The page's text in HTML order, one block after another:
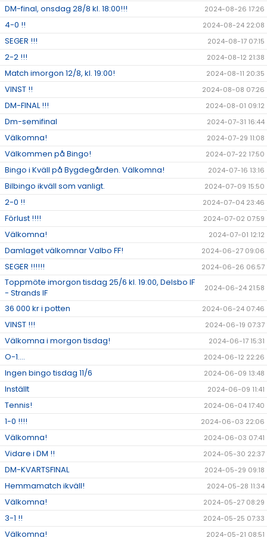
DM-final, onsdag 28/8 kl. 18:00!!! 2024-08-26 17:26
4-0 !! 2024-08-24 22:08
SEGER !!! 2024-08-17 07:15
2-2 !!! 2024-08-12 21:38
Match imorgon 12/8, kl. 19:00! 2024-08-11 20:35
VINST !! 2024-08-08 07:26
DM-FINAL !!! 2024-08-01 09:12
Dm-semifinal 2024-07-31 16:44
Välkomna! 2024-07-29 11:08
Välkommen på Bingo! 2024-07-22 17:50
Bingo i Kväll på Bygdegården. Välkomna! 2024-07-16 13:16
Bilbingo ikväll som vanligt. 2024-07-09 15:50
2-0 !! 2024-07-04 23:46
Förlust !!!! 2024-07-02 07:59
Välkomna! 2024-07-01 12:12
Damlaget välkomnar Valbo FF! 2024-06-27 09:06
SEGER !!!!!! 2024-06-26 06:57
Toppmöte imorgon tisdag 25/6 kl. 19:00, Delsbo IF
- Strands IF
2024-06-24 21:58
36 000 kr i potten 2024-06-24 07:46
VINST !!! 2024-06-19 07:37
Välkomna i morgon tisdag! 2024-06-17 15:31
O-1.... 2024-06-12 22:26
Ingen bingo tisdag 11/6 2024-06-09 13:48
Inställt 2024-06-09 11:41
Tennis! 2024-06-04 17:40
1-0 !!!! 2024-06-03 22:06
Välkomna! 2024-06-03 07:41
Vidare i DM !! 2024-05-30 22:37
DM-KVARTSFINAL 2024-05-29 09:18
Hemmamatch ikväll! 2024-05-28 11:34
Välkomna! 2024-05-27 08:29
3-1 !! 2024-05-25 07:33
Välkomna! 2024-05-21 08:51